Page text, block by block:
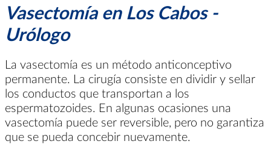
Vasectomía en Los Cabos -
Urólogo
La vasectomía es un método anticonceptivo
permanente. La cirugía consiste en dividir y sellar
los conductos que transportan a los
espermatozoides. En algunas ocasiones una
vasectomía puede ser reversible, pero no garantiza
que se pueda concebir nuevamente.